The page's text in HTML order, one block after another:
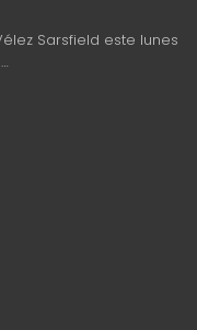
Sarsfield este lunes